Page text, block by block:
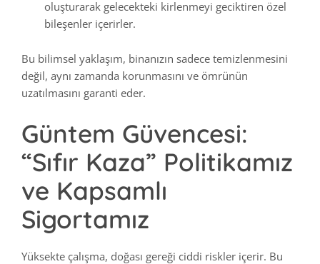
oluşturarak gelecekteki kirlenmeyi geciktiren özel
bileşenler içerirler.
Bu bilimsel yaklaşım, binanızın sadece temizlenmesini
değil, aynı zamanda korunmasını ve ömrünün
uzatılmasını garanti eder.
Güntem Güvencesi:
“Sıfır Kaza” Politikamız
ve Kapsamlı
Sigortamız
Yüksekte çalışma, doğası gereği ciddi riskler içerir. Bu